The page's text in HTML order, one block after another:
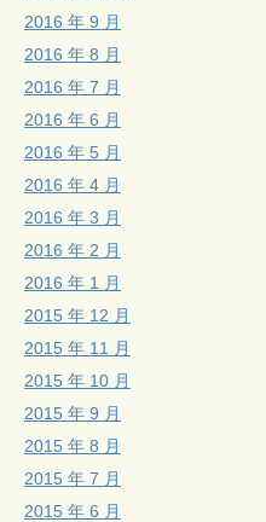
2016 年 9 月
2016 年 8 月
2016 年 7 月
2016 年 6 月
2016 年 5 月
2016 年 4 月
2016 年 3 月
2016 年 2 月
2016 年 1 月
2015 年 12 月
2015 年 11 月
2015 年 10 月
2015 年 9 月
2015 年 8 月
2015 年 7 月
2015 年 6 月